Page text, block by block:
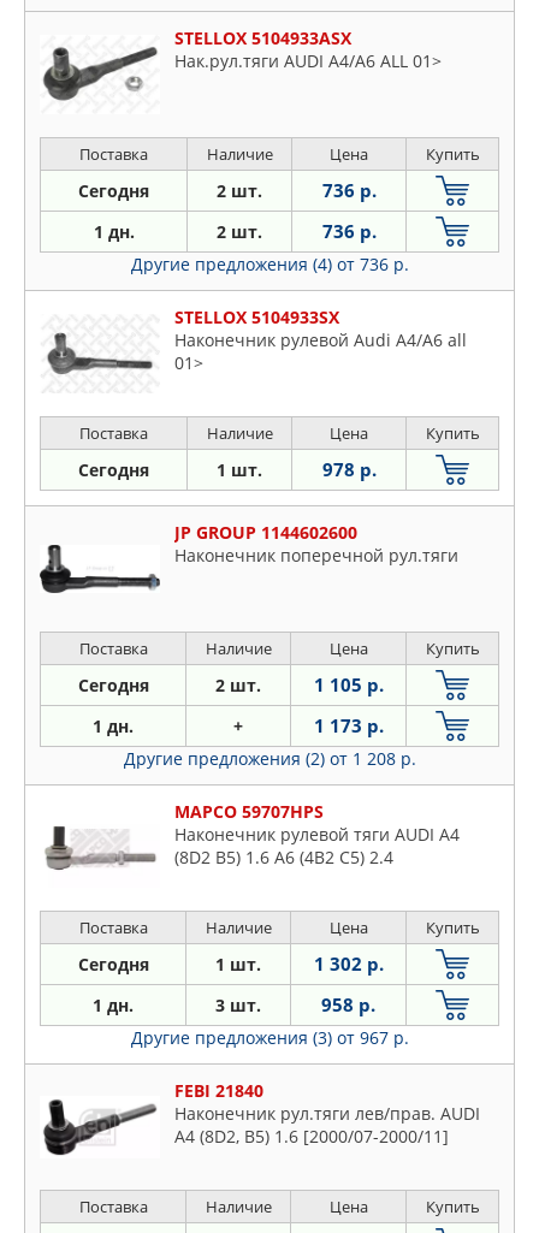
STELLOX 5104933ASX
Нак.рул.тяги AUDI A4/A6 ALL 01>
Поставка Наличие Цена Купить
Сегодня 2 шт. 736 р.
1 дн. 2 шт. 736 р.
Другие предложения (4) от 736 р.
STELLOX 5104933SX
Наконечник рулевой Audi A4/A6 all
01>
Поставка Наличие Цена Купить
Сегодня 1 шт. 978 р.
JP GROUP 1144602600
Наконечник поперечной рул.тяги
Поставка Наличие Цена Купить
Сегодня 2 шт. 1 105 р.
1 дн. + 1 173 р.
Другие предложения (2) от 1 208 р.
MAPCO 59707HPS
Наконечник рулевой тяги AUDI A4
(8D2 B5) 1.6 A6 (4B2 C5) 2.4
Поставка Наличие Цена Купить
Сегодня 1 шт. 1 302 р.
1 дн. 3 шт. 958 р.
Другие предложения (3) от 967 р.
FEBI 21840
Наконечник рул.тяги лев/прав. AUDI
A4 (8D2, B5) 1.6 [2000/07-2000/11]
Поставка Наличие Цена Купить